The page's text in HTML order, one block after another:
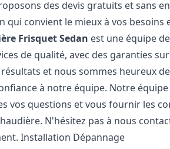
des devis gratuits et sans
convient le mieux à vos besoins
FrisquetSedan est une équipe de
de qualité, avec des garanties
et nous sommes heureux
à notre équipe. Notre
vos questions et vous fournir les
N'hésitez pas à nous
Installation Dépannage